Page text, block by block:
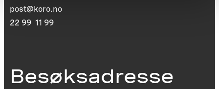
post@koro.no
22 99 11 99
Besøksadresse